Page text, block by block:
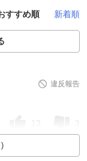
すすめ順 新着順
違反報告